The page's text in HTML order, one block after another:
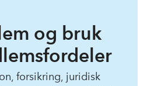
og bruk
forsikring, juridisk